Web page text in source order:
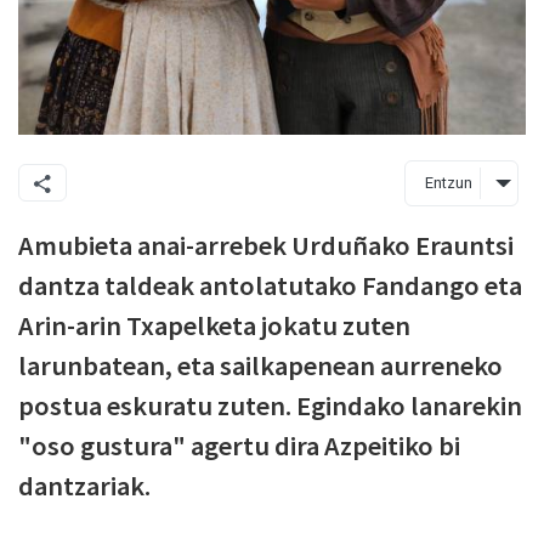
Entzun
Amubieta anai-arrebek Urduñako Erauntsi
dantza taldeak antolatutako Fandango eta
Arin-arin Txapelketa jokatu zuten
larunbatean, eta sailkapenean aurreneko
postua eskuratu zuten. Egindako lanarekin
"oso gustura" agertu dira Azpeitiko bi
dantzariak.